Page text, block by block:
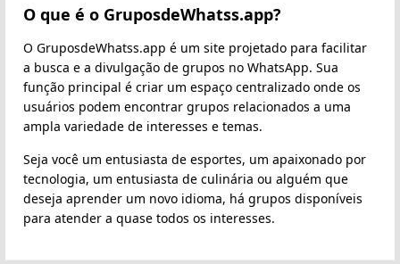
O que é o GruposdeWhatss.app?
O GruposdeWhatss.app é um site projetado para facilitar
a busca e a divulgação de grupos no WhatsApp. Sua
função principal é criar um espaço centralizado onde os
usuários podem encontrar grupos relacionados a uma
ampla variedade de interesses e temas.
Seja você um entusiasta de esportes, um apaixonado por
tecnologia, um entusiasta de culinária ou alguém que
deseja aprender um novo idioma, há grupos disponíveis
para atender a quase todos os interesses.